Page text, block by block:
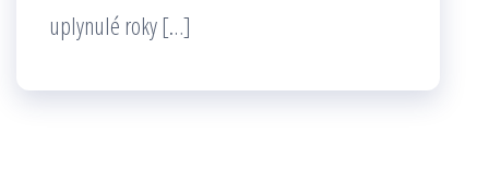
uplynulé roky […]